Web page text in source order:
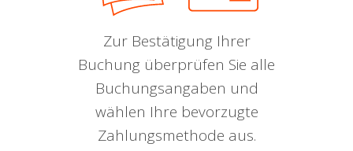
Zur Bestätigung Ihrer
Buchung überprüfen Sie alle
Buchungsangaben und
wählen Ihre bevorzugte
Zahlungsmethode aus.